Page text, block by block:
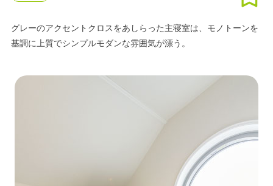
グレーのアクセントクロスをあしらった主寝室は、モノトーンを
基調に上質でシンプルモダンな雰囲気が漂う。